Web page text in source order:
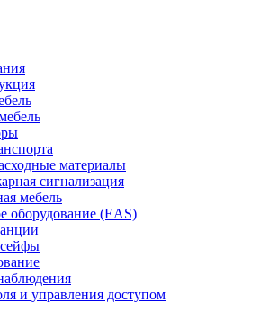
материалы
сигнализация
мебель
оборудование (EAS)
и управления доступом